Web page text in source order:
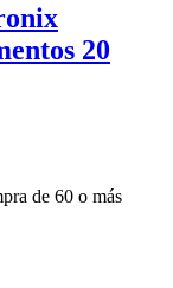
20
de 60 o más